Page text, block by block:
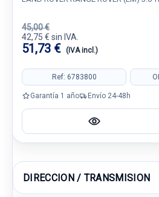
45,00 €
42,75 € sin IVA.
51,73 € (IVA incl.)
Ref: 6783800
Garantía 1 año Envío 24-48h
DIRECCION / TRANSMISION